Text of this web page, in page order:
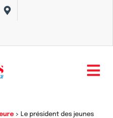
> Le président des jeunes